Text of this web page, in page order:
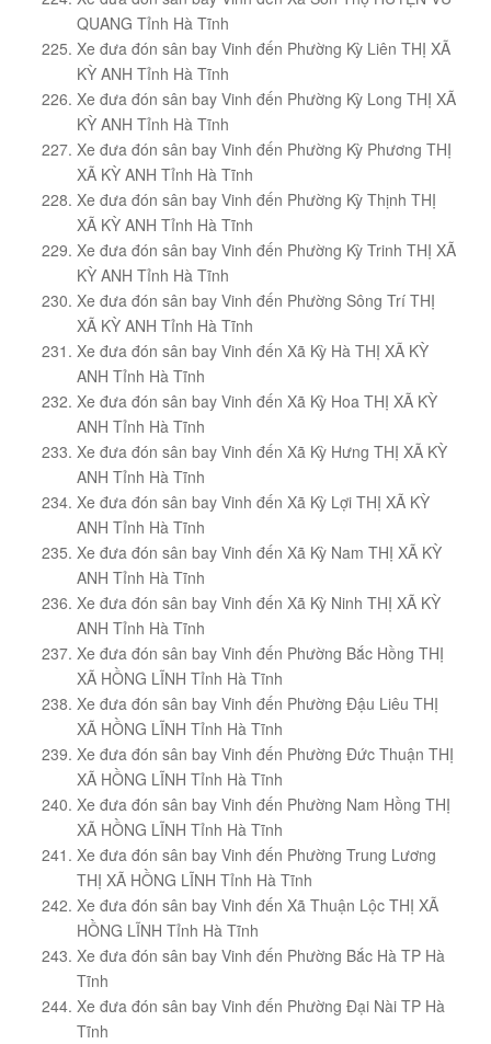
QUANG Tỉnh Hà Tĩnh
Xe đưa đón sân bay Vinh đến Phường Kỳ Liên THỊ XÃ
KỲ ANH Tỉnh Hà Tĩnh
Xe đưa đón sân bay Vinh đến Phường Kỳ Long THỊ XÃ
KỲ ANH Tỉnh Hà Tĩnh
Xe đưa đón sân bay Vinh đến Phường Kỳ Phương THỊ
XÃ KỲ ANH Tỉnh Hà Tĩnh
Xe đưa đón sân bay Vinh đến Phường Kỳ Thịnh THỊ
XÃ KỲ ANH Tỉnh Hà Tĩnh
Xe đưa đón sân bay Vinh đến Phường Kỳ Trinh THỊ XÃ
KỲ ANH Tỉnh Hà Tĩnh
Xe đưa đón sân bay Vinh đến Phường Sông Trí THỊ
XÃ KỲ ANH Tỉnh Hà Tĩnh
Xe đưa đón sân bay Vinh đến Xã Kỳ Hà THỊ XÃ KỲ
ANH Tỉnh Hà Tĩnh
Xe đưa đón sân bay Vinh đến Xã Kỳ Hoa THỊ XÃ KỲ
ANH Tỉnh Hà Tĩnh
Xe đưa đón sân bay Vinh đến Xã Kỳ Hưng THỊ XÃ KỲ
ANH Tỉnh Hà Tĩnh
Xe đưa đón sân bay Vinh đến Xã Kỳ Lợi THỊ XÃ KỲ
ANH Tỉnh Hà Tĩnh
Xe đưa đón sân bay Vinh đến Xã Kỳ Nam THỊ XÃ KỲ
ANH Tỉnh Hà Tĩnh
Xe đưa đón sân bay Vinh đến Xã Kỳ Ninh THỊ XÃ KỲ
ANH Tỉnh Hà Tĩnh
Xe đưa đón sân bay Vinh đến Phường Bắc Hồng THỊ
XÃ HỒNG LĨNH Tỉnh Hà Tĩnh
Xe đưa đón sân bay Vinh đến Phường Đậu Liêu THỊ
XÃ HỒNG LĨNH Tỉnh Hà Tĩnh
Xe đưa đón sân bay Vinh đến Phường Đức Thuận THỊ
XÃ HỒNG LĨNH Tỉnh Hà Tĩnh
Xe đưa đón sân bay Vinh đến Phường Nam Hồng THỊ
XÃ HỒNG LĨNH Tỉnh Hà Tĩnh
Xe đưa đón sân bay Vinh đến Phường Trung Lương
THỊ XÃ HỒNG LĨNH Tỉnh Hà Tĩnh
Xe đưa đón sân bay Vinh đến Xã Thuận Lộc THỊ XÃ
HỒNG LĨNH Tỉnh Hà Tĩnh
Xe đưa đón sân bay Vinh đến Phường Bắc Hà TP Hà
Tĩnh
Xe đưa đón sân bay Vinh đến Phường Đại Nài TP Hà
Tĩnh